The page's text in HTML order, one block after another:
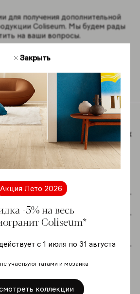
для получения дополнительной
Coliseum. Мы будем рады
на ваши вопросы.
Обратная связь
Закрыть
Акция Лето 2026
-5% на весь
Coliseum*
с 1 июля по 31 августа
участвуют татами и мозаика
коллекции
Наверх
новостную рассылку
на хранение и обработку
данных согласно
обработки
данных*